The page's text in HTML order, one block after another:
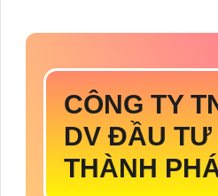
CÔNG TY
DV ĐẦU TƯ
THÀNH